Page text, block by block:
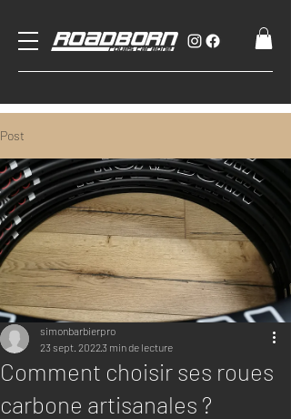
Post
Comment choisir ses roues
carbone artisanales ?
simonbarbierpro
23 sept. 20223 min de lecture